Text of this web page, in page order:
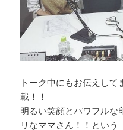
トーク中にもお伝えし
載！！
明るい笑顔とパワフルな
リなママさん！！という